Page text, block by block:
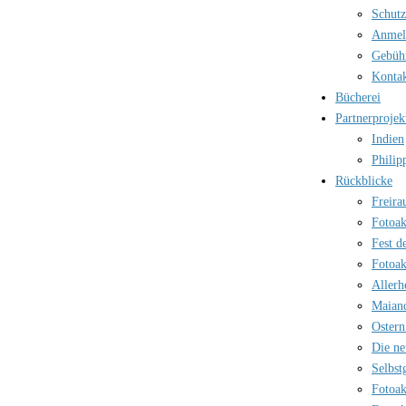
Bücherei
Indien
Rückblicke
Fest
Die